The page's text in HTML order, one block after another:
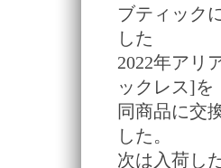
ブティック
した
2022年アリ
ックレス]を
同商品に交
した。
次は入荷し